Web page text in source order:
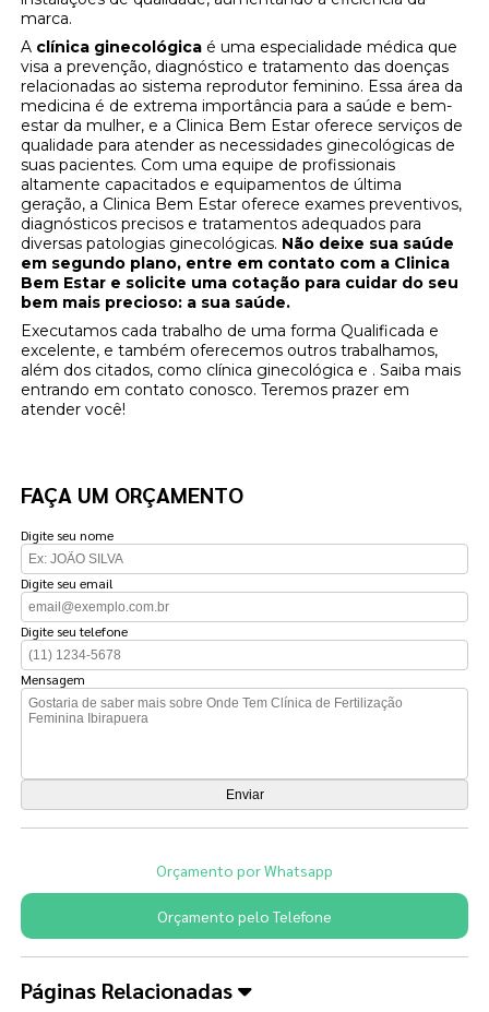
marca.
A clínica ginecológica é uma especialidade médica que
visa a prevenção, diagnóstico e tratamento das doenças
relacionadas ao sistema reprodutor feminino. Essa área da
medicina é de extrema importância para a saúde e bem-
estar da mulher, e a Clinica Bem Estar oferece serviços de
qualidade para atender as necessidades ginecológicas de
suas pacientes. Com uma equipe de profissionais
altamente capacitados e equipamentos de última
geração, a Clinica Bem Estar oferece exames preventivos,
diagnósticos precisos e tratamentos adequados para
diversas patologias ginecológicas. Não deixe sua saúde
em segundo plano, entre em contato com a Clinica
Bem Estar e solicite uma cotação para cuidar do seu
bem mais precioso: a sua saúde.
Executamos cada trabalho de uma forma Qualificada e
excelente, e também oferecemos outros trabalhamos,
além dos citados, como clínica ginecológica e . Saiba mais
entrando em contato conosco. Teremos prazer em
atender você!
FAÇA UM ORÇAMENTO
Digite seu nome
Digite seu email
Digite seu telefone
Mensagem
Orçamento por Whatsapp
Orçamento pelo Telefone
Páginas Relacionadas